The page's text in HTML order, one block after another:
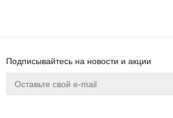
Подписывайтесь на новости и акции